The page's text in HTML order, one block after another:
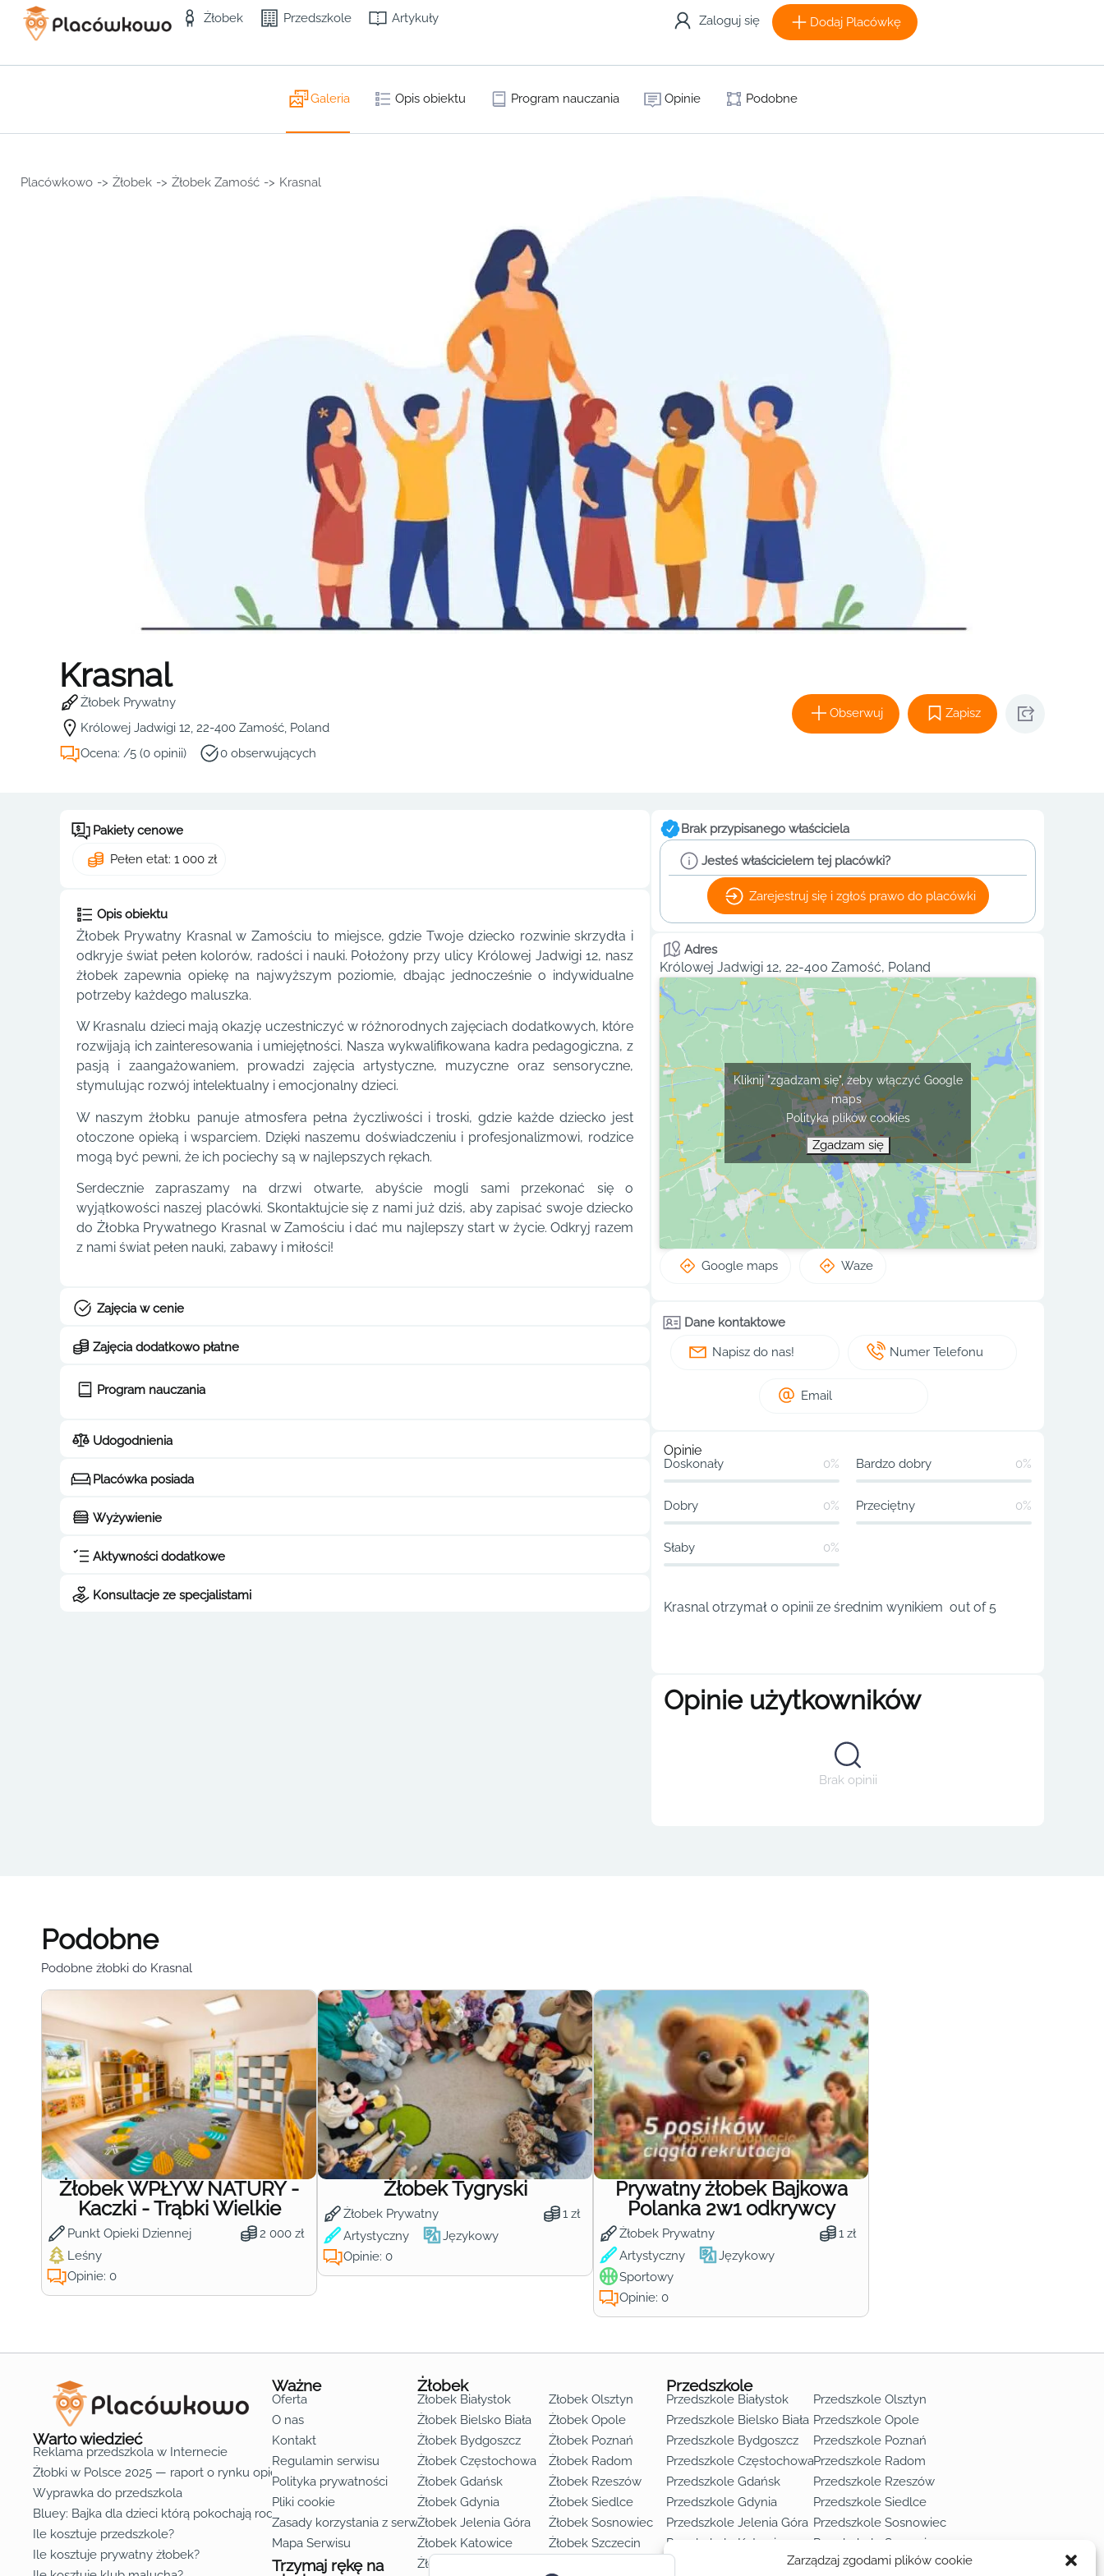
Zarządzaj zgodami plików cookie
Żłobek Przedszkole Artykuły Zaloguj się Dodaj Placówkę
Galeria Opis obiektu Program nauczania Opinie Podobne
Placówkowo -> Żłobek -> Żłobek Zamość -> Krasnal
Krasnal
Żłobek Prywatny
Królowej Jadwigi 12, 22-400 Zamość, Poland
Ocena: /5 (0 opinii)
0 obserwujących
Obserwuj Zapisz
Pakiety cenowe
Pełen etat: 1 000 zł
Opis obiektu
Żłobek Prywatny Krasnal w Zamościu to miejsce, gdzie Twoje dziecko rozwinie skrzydła i
odkryje świat pełen kolorów, radości i nauki. Położony przy ulicy Królowej Jadwigi 12, nasz
żłobek zapewnia opiekę na najwyższym poziomie, dbając jednocześnie o indywidualne
potrzeby każdego maluszka.
W Krasnalu dzieci mają okazję uczestniczyć w różnorodnych zajęciach dodatkowych, które
rozwijają ich zainteresowania i umiejętności. Nasza wykwalifikowana kadra pedagogiczna, z
pasją i zaangażowaniem, prowadzi zajęcia artystyczne, muzyczne oraz sensoryczne,
stymulując rozwój intelektualny i emocjonalny dzieci.
W naszym żłobku panuje atmosfera pełna życzliwości i troski, gdzie każde dziecko jest
otoczone opieką i wsparciem. Dzięki naszemu doświadczeniu i profesjonalizmowi, rodzice
mogą być pewni, że ich pociechy są w najlepszych rękach.
Serdecznie zapraszamy na drzwi otwarte, abyście mogli sami przekonać się o
wyjątkowości naszej placówki. Skontaktujcie się z nami już dziś, aby zapisać swoje dziecko
do Żłobka Prywatnego Krasnal w Zamościu i dać mu najlepszy start w życie. Odkryj razem
z nami świat pełen nauki, zabawy i miłości!
Zajęcia w cenie
Zajęcia dodatkowo płatne
Program nauczania
Udogodnienia
Placówka posiada
Wyżywienie
Aktywności dodatkowe
Konsultacje ze specjalistami
Brak przypisanego właściciela
Jesteś właścicielem tej placówki?
Zarejestruj się i zgłoś prawo do placówki
Adres
Królowej Jadwigi 12, 22-400 Zamość, Poland
Kliknij "zgadzam się", żeby włączyć Google
maps
Polityka plików cookies
Zgadzam się
Google maps Waze
Dane kontaktowe
Napisz do nas!
Numer Telefonu
Email
Opinie
Doskonały 0% Bardzo dobry 0%
Dobry 0% Przeciętny 0%
Słaby 0%
Krasnal otrzymał 0 opinii ze średnim wynikiem out of 5
Opinie użytkowników
Brak opinii
Podobne
Podobne żłobki do Krasnal
Żłobek WPŁYW NATURY -
Kaczki - Trąbki Wielkie
Punkt Opieki Dziennej 2 000 zł
Leśny
Opinie: 0
Żłobek Tygryski
Żłobek Prywatny 1 zł
Artystyczny Językowy
Opinie: 0
Prywatny żłobek Bajkowa
Polanka 2w1 odkrywcy
Żłobek Prywatny 1 zł
Artystyczny
Językowy
Sportowy
Opinie: 0
Warto wiedzieć
Reklama przedszkola w Internecie
Żłobki w Polsce 2025 — raport o rynku opieki nad dziećmi do lat 3
Wyprawka do przedszkola
Bluey: Bajka dla dzieci którą pokochają rodzice
Ile kosztuje przedszkole?
Ile kosztuje prywatny żłobek?
Ważne
Oferta
O nas
Kontakt
Regulamin serwisu
Polityka prywatności
Pliki cookie
Zasady korzystania z serwisu
Mapa Serwisu
Trzymaj rękę na
Żłobek
Żłobek Białystok
Żłobek Bielsko Biała
Żłobek Bydgoszcz
Żłobek Częstochowa
Żłobek Gdańsk
Żłobek Gdynia
Żłobek Jelenia Góra
Żłobek Katowice
Żłobek Kielce
Żłobek Olsztyn
Żłobek Opole
Żłobek Poznań
Żłobek Radom
Żłobek Rzeszów
Żłobek Siedlce
Żłobek Sosnowiec
Żłobek Szczecin
Przedszkole
Przedszkole Białystok
Przedszkole Bielsko Biała
Przedszkole Bydgoszcz
Przedszkole Częstochowa
Przedszkole Gdańsk
Przedszkole Gdynia
Przedszkole Jelenia Góra
Przedszkole Katowice
Przedszkole Olsztyn
Przedszkole Opole
Przedszkole Poznań
Przedszkole Radom
Przedszkole Rzeszów
Przedszkole Siedlce
Przedszkole Sosnowiec
Przedszkole Szczecin
Przedszkole Toruń